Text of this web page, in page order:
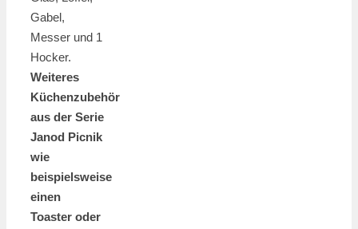
Gabel,
Messer und 1
Hocker.
Weiteres
Küchenzubehör
aus der Serie
Janod Picnik
wie
beispielsweise
einen
Toaster oder